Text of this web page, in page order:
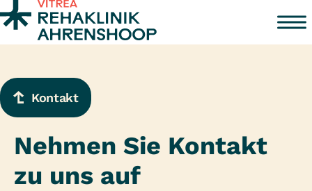
Zum Inhalt springen
Kontakt
Nehmen Sie Kontakt
zu uns auf